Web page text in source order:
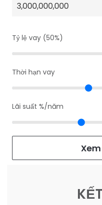
Tỷ lệ vay (50%)
Thời hạn vay
Lãi suất %/năm